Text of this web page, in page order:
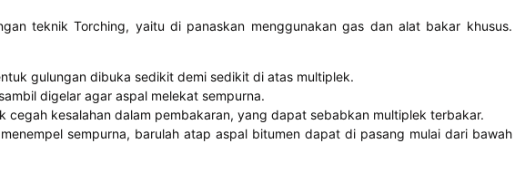
teknik Torching, yaitu di panaskan menggunakan gas dan alat bakar khusus.
gulungan dibuka sedikit demi sedikit di atas multiplek.
digelar agar aspal melekat sempurna.
cegah kesalahan dalam pembakaran, yang dapat sebabkan multiplek terbakar.
sempurna, barulah atap aspal bitumen dapat di pasang mulai dari bawah